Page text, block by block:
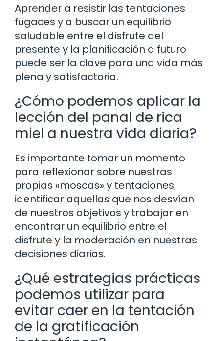
Aprender a resistir las tentaciones
fugaces y a buscar un equilibrio
saludable entre el disfrute del
presente y la planificación a futuro
puede ser la clave para una vida más
plena y satisfactoria.
¿Cómo podemos aplicar la
lección del panal de rica
miel a nuestra vida diaria?
Es importante tomar un momento
para reflexionar sobre nuestras
propias «moscas» y tentaciones,
identificar aquellas que nos desvían
de nuestros objetivos y trabajar en
encontrar un equilibrio entre el
disfrute y la moderación en nuestras
decisiones diarias.
¿Qué estrategias prácticas
podemos utilizar para
evitar caer en la tentación
de la gratificación